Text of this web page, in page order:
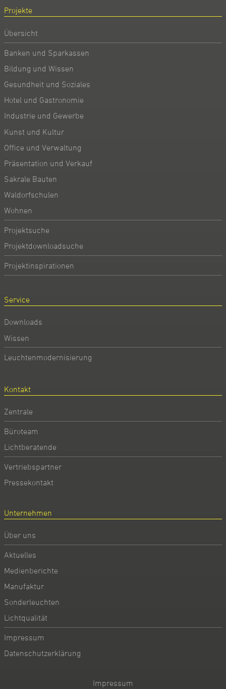
Projekte
Übersicht
Banken und Sparkassen
Bildung und Wissen
Gesundheit und Soziales
Hotel und Gastronomie
Industrie und Gewerbe
Kunst und Kultur
Office und Verwaltung
Präsentation und Verkauf
Sakrale Bauten
Waldorfschulen
Wohnen
Projektsuche
Projektdownloadsuche
Projektinspirationen
Service
Downloads
Wissen
Leuchtenmodernisierung
Kontakt
Zentrale
Büroteam
Lichtberatende
Vertriebspartner
Pressekontakt
Unternehmen
Über uns
Aktuelles
Medienberichte
Manufaktur
Sonderleuchten
Lichtqualität
Impressum
Datenschutzerklärung
Impressum